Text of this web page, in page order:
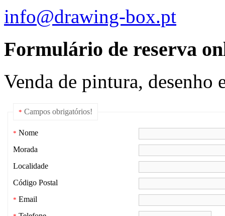
info@drawing-box.pt
Formulário de reserva
Venda de pintura,
* Campos obrigatórios!
* Nome
Morada
Localidade
Código Postal
* Email